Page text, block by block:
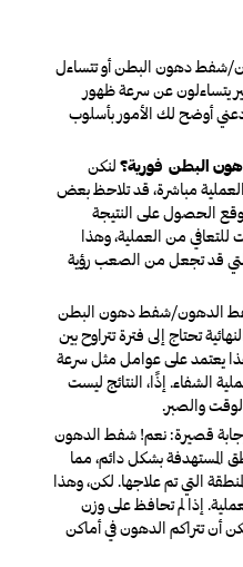
شفط دهون البطنأو تتساءل
يتساءلون عن سرعة ظهور
دعني أوضح لك الأمور بأسلوب
البطن فورية؟لنكن
مباشرة، قد تلاحظ بعض
الحصول على النتيجة
من العملية، وهذا
قد تجعل من الصعب رؤية
الدهون/شفط دهون البطن
تحتاج إلى فترة تتراوح بين
هذا يعتمد على عوامل مثل سرعة
الشفاء. إذًا، النتائج ليست
والصبر.
قصيرة: نعم! شفط الدهون
المستهدفة بشكل دائم، مما
التي تم علاجها. لكن، وهذا
إذا لم تحافظ على وزن
أن تتراكم الدهون في أماكن